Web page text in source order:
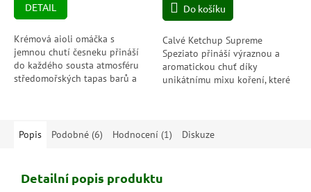
DETAIL
Krémová aioli omáčka s
jemnou chutí česneku přináší
do každého sousta atmosféru
středomořských tapas barů a
Do košíku
Calvé Ketchup Supreme
Speziato přináší výraznou a
aromatickou chuť díky
unikátnímu mixu koření, které
Popis
Podobné (6) Hodnocení (1) Diskuze
Detailní popis produktu